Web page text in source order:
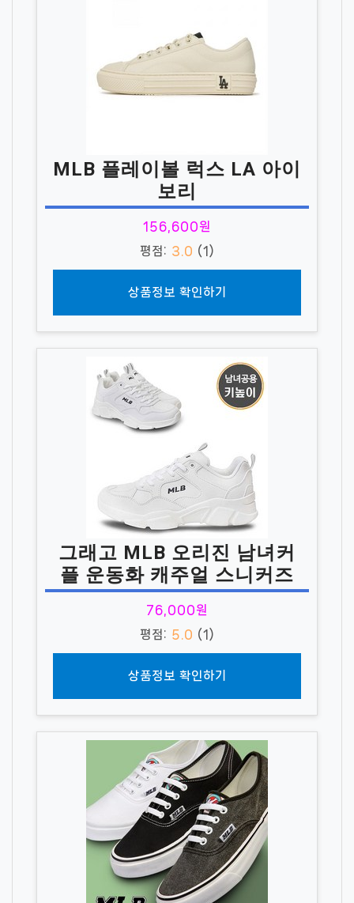
MLB 플레이볼 럭스 LA 아이
보리
156,600원
평점: 3.0 (1)
상품정보 확인하기
그래고 MLB 오리진 남녀커
플 운동화 캐주얼 스니커즈
76,000원
평점: 5.0 (1)
상품정보 확인하기